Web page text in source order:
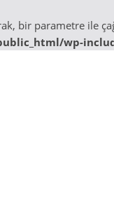
bir parametre ile
wp-